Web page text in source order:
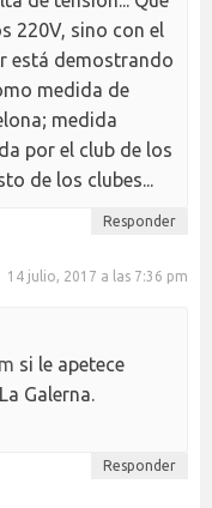
220V, sino con el
está demostrando
medida de
medida
por el club de los
de los clubes...
Responder
14 julio, 2017 a las 7:36 pm
si le apetece
Galerna.
Responder